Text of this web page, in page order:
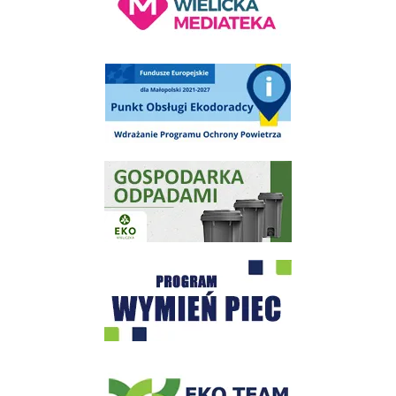
Punkt Obsługi Ekodoradcy Wieliczka
Gospodarka odpadami na terenie Miasta i Gminy Wieliczka
Program "Czyste Powietrze" - Wieliczka